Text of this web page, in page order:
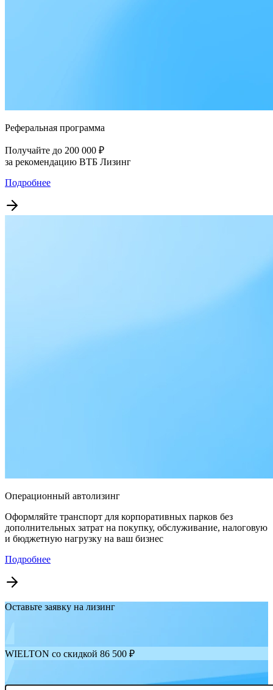
Реферальная программа
Получайте до 200 000 ₽
за рекомендацию ВТБ Лизинг
Подробнее
Операционный автолизинг
Оформляйте транспорт для корпоративных парков без
дополнительных затрат на покупку, обслуживание, налоговую
и бюджетную нагрузку на ваш бизнес
Подробнее
Оставьте заявку на лизинг
WIELTON со скидкой 86 500 ₽